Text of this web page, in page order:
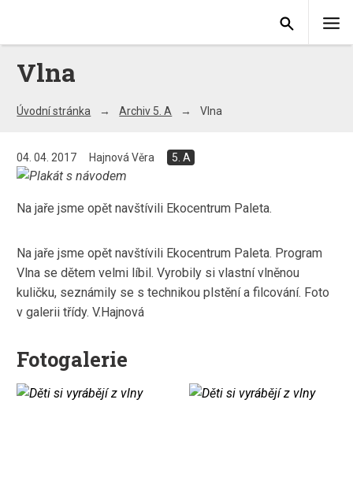
Vlna
Úvodní stránka Archiv 5. A Vlna
04. 04. 2017 Hajnová Věra 5. A
Na jaře jsme opět navštívili Ekocentrum Paleta.
Na jaře jsme opět navštívili Ekocentrum Paleta. Program
Vlna se dětem velmi líbil. Vyrobily si vlastní vlněnou
kuličku, seznámily se s technikou plstění a filcování. Foto
v galerii třídy. V.Hajnová
Fotogalerie